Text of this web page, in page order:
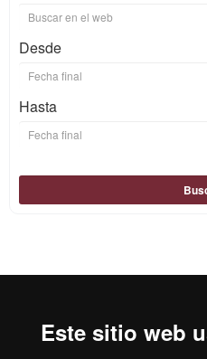
Este sitio web
Desde
Hasta